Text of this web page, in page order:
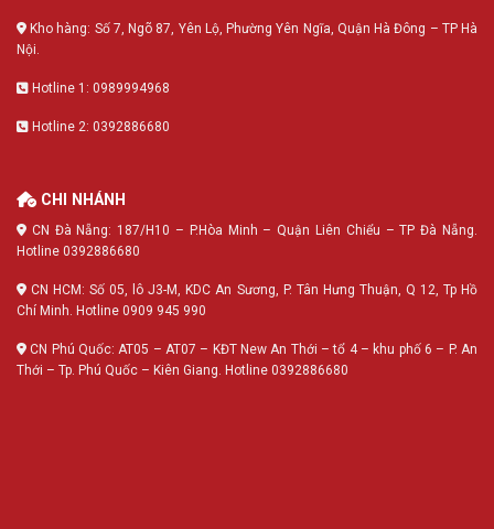
Kho hàng: Số 7, Ngõ 87, Yên Lộ, Phường Yên Ngĩa, Quận Hà Đông – TP Hà
Nội.
Hotline 1: 0989994968
Hotline 2: 0392886680
CHI NHÁNH
CN Đà Nẵng: 187/H10 – P.Hòa Minh – Quận Liên Chiểu – TP Đà Nẵng.
Hotline 0392886680
CN HCM: Số 05, lô J3-M, KDC An Sương, P. Tân Hưng Thuận, Q 12, Tp Hồ
Chí Minh. Hotline 0909 945 990
CN Phú Quốc: AT05 – AT07 – KĐT New An Thới – tổ 4 – khu phố 6 – P. An
Thới – Tp. Phú Quốc – Kiên Giang. Hotline 0392886680